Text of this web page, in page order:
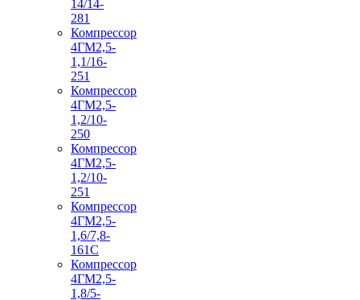
14/14-
281
Компрессор
4ГМ2,5-
1,1/16-
251
Компрессор
4ГМ2,5-
1,2/10-
250
Компрессор
4ГМ2,5-
1,2/10-
251
Компрессор
4ГМ2,5-
1,6/7,8-
161С
Компрессор
4ГМ2,5-
1,8/5-